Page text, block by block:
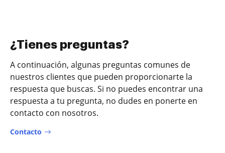
¿Tienes preguntas?
A continuación, algunas preguntas comunes de
nuestros clientes que pueden proporcionarte la
respuesta que buscas. Si no puedes encontrar una
respuesta a tu pregunta, no dudes en ponerte en
contacto con nosotros.
Contacto